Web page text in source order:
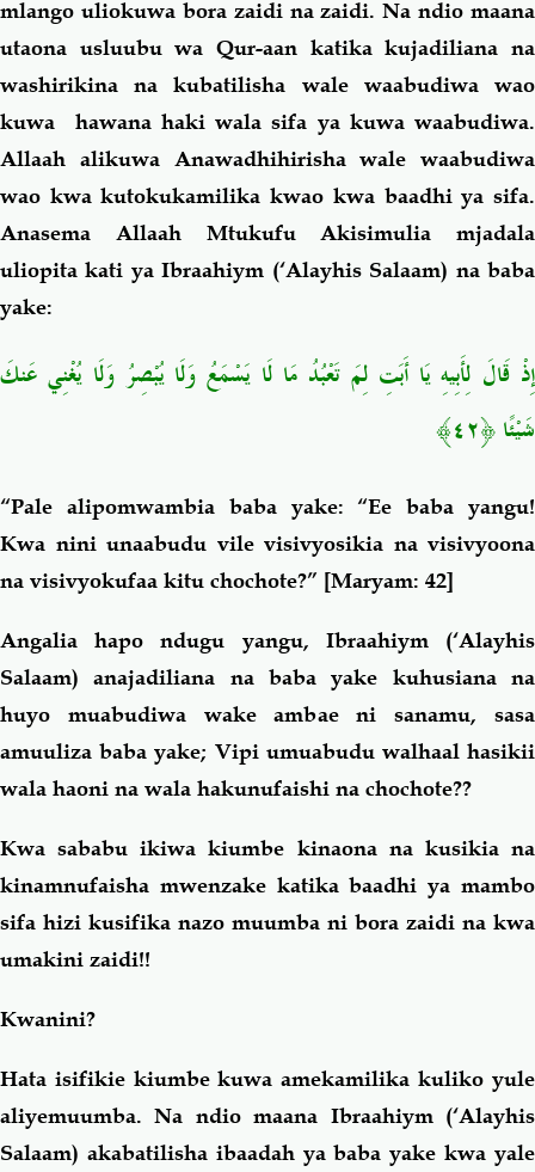
mlango uliokuwa bora zaidi na zaidi. Na ndio maana
utaona usluubu wa Qur-aan katika kujadiliana na
washirikina na kubatilisha wale waabudiwa wao
kuwa hawana haki wala sifa ya kuwa waabudiwa.
Allaah alikuwa Anawadhihirisha wale waabudiwa
wao kwa kutokukamilika kwao kwa baadhi ya sifa.
Anasema Allaah Mtukufu Akisimulia mjadala
uliopita kati ya Ibraahiym (‘Alayhis Salaam) na baba
yake:
إِذْ قَالَ لِأَبِيهِ يَا أَبَتِ لِمَ تَعْبُدُ مَا لَا يَسْمَعُ وَلَا يُبْصِرُ وَلَا يُغْنِي عَنكَ
شَيْئًا ﴿٤٢﴾
“Pale alipomwambia baba yake: “Ee baba yangu!
Kwa nini unaabudu vile visivyosikia na visivyoona
na visivyokufaa kitu chochote?” [Maryam: 42]
Angalia hapo ndugu yangu, Ibraahiym (‘Alayhis
Salaam) anajadiliana na baba yake kuhusiana na
huyo muabudiwa wake ambae ni sanamu, sasa
amuuliza baba yake; Vipi umuabudu walhaal hasikii
wala haoni na wala hakunufaishi na chochote??
Kwa sababu ikiwa kiumbe kinaona na kusikia na
kinamnufaisha mwenzake katika baadhi ya mambo
sifa hizi kusifika nazo muumba ni bora zaidi na kwa
umakini zaidi!!
Kwanini?
Hata isifikie kiumbe kuwa amekamilika kuliko yule
aliyemuumba. Na ndio maana Ibraahiym (‘Alayhis
Salaam) akabatilisha ibaadah ya baba yake kwa yale